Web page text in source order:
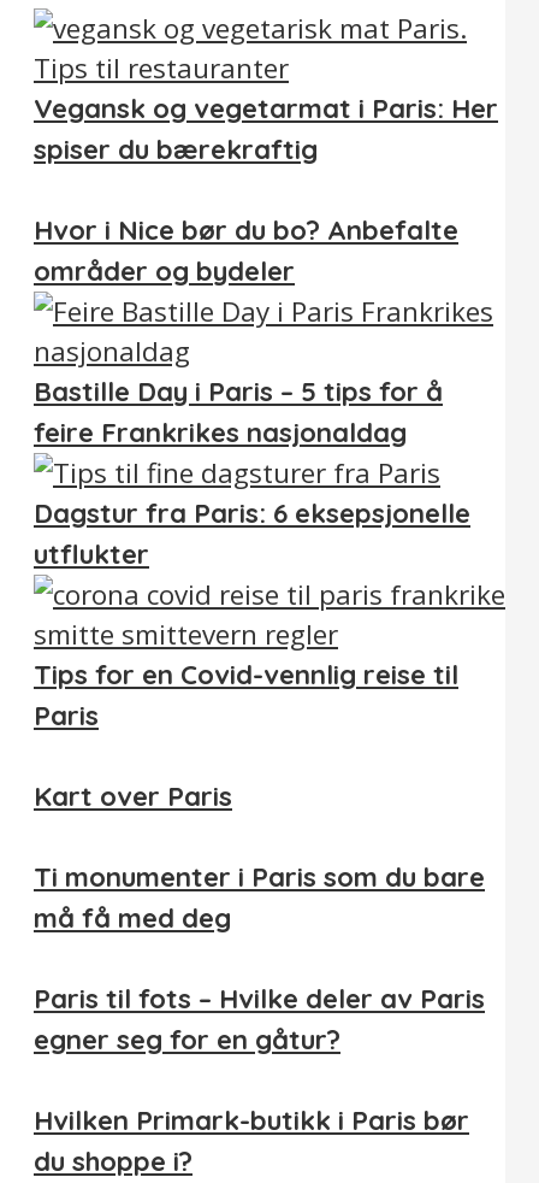
Vegansk og vegetarmat i Paris: Her
spiser du bærekraftig
Hvor i Nice bør du bo? Anbefalte
områder og bydeler
Bastille Day i Paris – 5 tips for å
feire Frankrikes nasjonaldag
Dagstur fra Paris: 6 eksepsjonelle
utflukter
Tips for en Covid-vennlig reise til
Paris
Kart over Paris
Ti monumenter i Paris som du bare
må få med deg
Paris til fots – Hvilke deler av Paris
egner seg for en gåtur?
Hvilken Primark-butikk i Paris bør
du shoppe i?